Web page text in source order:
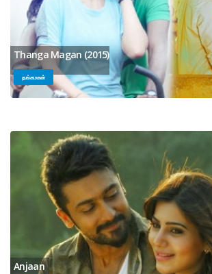
Thanga Magan (2015)
தங்கமகன்
Anjaan